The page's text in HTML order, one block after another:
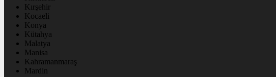
Kırşehir
Kocaeli
Konya
Kütahya
Malatya
Manisa
Kahramanmaraş
Mardin